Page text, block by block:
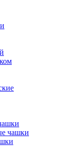
чашки